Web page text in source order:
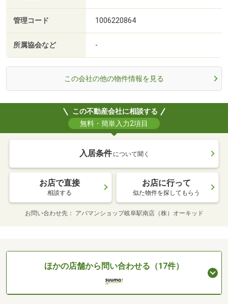
管理コード 1006220864
所属協会など -
この会社の他の物件情報を見る
この不動産会社に相談する
無料・簡単入力2項目
入居条件 について聞く
お店で直接
相談する
お店に行って
似た物件を探してもらう
お問い合わせ先 アパマンショップ岐阜駅南店（株）オーキッド
ほかの店舗から問い合わせる（17件）